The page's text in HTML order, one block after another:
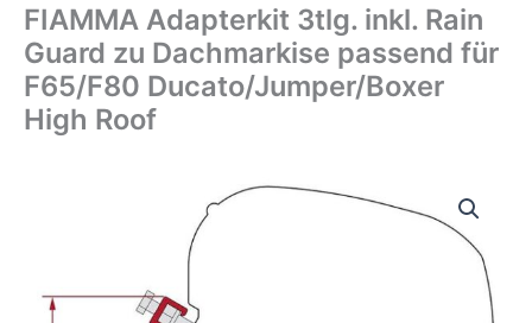
FIAMMA Adapterkit 3tlg. inkl. Rain
Guard zu Dachmarkise passend für
F65/F80 Ducato/Jumper/Boxer
High Roof
Guard